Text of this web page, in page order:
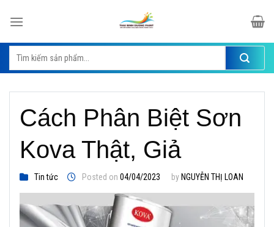
Tìm
kiếm:
Cách Phân Biệt Sơn
Kova Thật, Giả
Tin tức Posted on 04/04/2023 by NGUYỄN THỊ LOAN